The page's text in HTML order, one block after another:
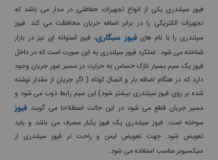
فیوز سیلندری یکی از انواع تجهیزات حفاظتی در مدار می باشد که
تجهیزات الکتریکی را در برابر اضافه جریان محافظت می کند. فیوز
سیلندری را با نام هایفیوز سیگاری، فیوز استوانه ای نیز در بازار
شناخته می شود. عملکرد فیوز سیلندری به این صورت است که در داخل
فیوز یک سیم بسیار نازک حساس به حرارت در مسیر عبور جریان وجود
دارد که در هنگام اضافه بار و اتصال کوتاه ( اگر جریان از مقدار نوشته
شده بر روی فیوز سیلندری بیشتر شود) این سیم رابط ذوب می شود و
مسیر جریان قطع می شود در این حالت اصطلاحا می گویند فیوز
سوخته است. فیوز سیلندری یک فیوز یکبار مصرف می باشد و باید
تعویض شود. جهت تعویض ایمن و راحت تر فیوز سیلندری از
سیکسیونر مناسب استفاده می شود.